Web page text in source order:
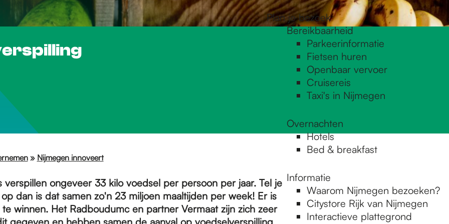
Plan je bezoek
Bereikbaarheid
Parkeerinformatie
Fietsen huren
Openbaar vervoer
Cruisereis
Taxi's in Nijmegen
Overnachten
Hotels
Bed & breakfast
Informatie
Waarom Nijmegen bezoeken?
Citystore Rijk van Nijmegen
Interactieve plattegrond
» Nijmegen innoveert
verspillen ongeveer 33 kilo voedsel per persoon per jaar. Tel je
dan is dat samen zo'n 23 miljoen maaltijden per week! Er is
winnen. Het Radboudumc en partner Vermaat zijn zich zeer